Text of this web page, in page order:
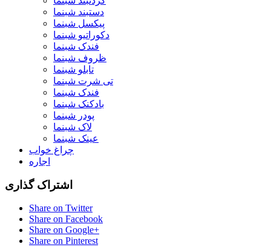
دستبند شبنما
پیکسل شبنما
دکوراتیو شبنما
فندک شبنما
ظروف شبنما
تابلو شبنما
تی شرت شبنما
فندک شبنما
بادکنک شبنما
پودر شبنما
لاک شبنما
عینک شبنما
چراغ خواب
اجاره
اشتراک گذاری
Share on Twitter
Share on Facebook
Share on Google+
Share on Pinterest